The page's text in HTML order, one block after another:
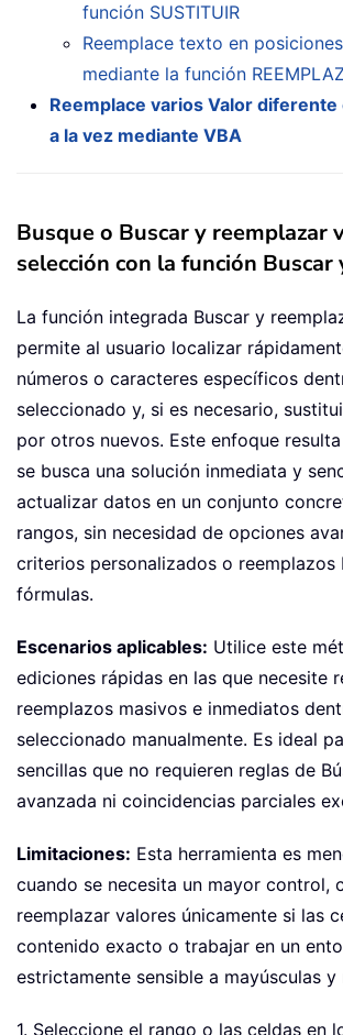
función SUSTITUIR
Reemplace texto en
mediante la función
Reemplace varios Valor diferente
a la vez mediante VBA
Busque o Buscar y reemplazar
selección con la función Buscar
La función integrada Buscar y
permite al usuario localizar
números o caracteres específicos
seleccionado y, si es necesario,
por otros nuevos. Este enfoque
se busca una solución inmediata y
actualizar datos en un conjunto
rangos, sin necesidad de opciones
criterios personalizados o reemplazos
fórmulas.
Escenarios aplicables: Utilice este
ediciones rápidas en las que necesite
reemplazos masivos e inmediatos
seleccionado manualmente. Es ideal
sencillas que no requieren reglas de
avanzada ni coincidencias parciales
Limitaciones: Esta herramienta es
cuando se necesita un mayor control,
reemplazar valores únicamente si las
contenido exacto o trabajar en un
estrictamente sensible a mayúsculas y
1. Seleccione el rango o las celdas en